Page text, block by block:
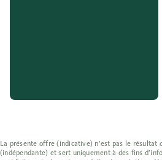
La présente offre (indicative) n’est pas le résultat
(indépendante) et sert uniquement à des fins